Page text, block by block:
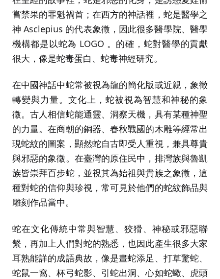
嘗禁果的罪魁禍首；在西方的神話裡，蛇是醫學之
神 Asclepius 的代表象徵，因此很多醫學院、醫學
機構都是以蛇為 LOGO 。的確，蛇對醫學的貢獻
很大，像是蛇毒蛋白、蛇毒神經研究。
在中國神話中蛇常被視為龍的簡化版或近親，象徵
轉變與力量。文化上，蛇被視為智慧和神秘的象
徵。古人相信蛇能通靈、洞察天機，具有某種神聖
的力量。在商朝的銅器、春秋戰國的木雕等經常出
現蛇紋的圖案，顯然蛇自古即受人重視，兼具尊貴
與邪惡的象徵。在臺灣的原住民中，排灣族與魯凱
族皆崇拜百步蛇，並視其為始祖與貴族之象徵，這
種對蛇的信仰與珍視，常可見於他們的蛇紋飾品與
雕刻作品當中。
蛇在文化傳統中常與智慧、狡猾、神秘或邪惡聯
繫，再加上人們對蛇的熟悉，也因此產生很多大家
耳熟能詳的成語典故，像是畫蛇添足、打草驚蛇、
蛇鼠一窩、杯弓蛇影、引蛇出洞、心如蛇蠍、虎頭